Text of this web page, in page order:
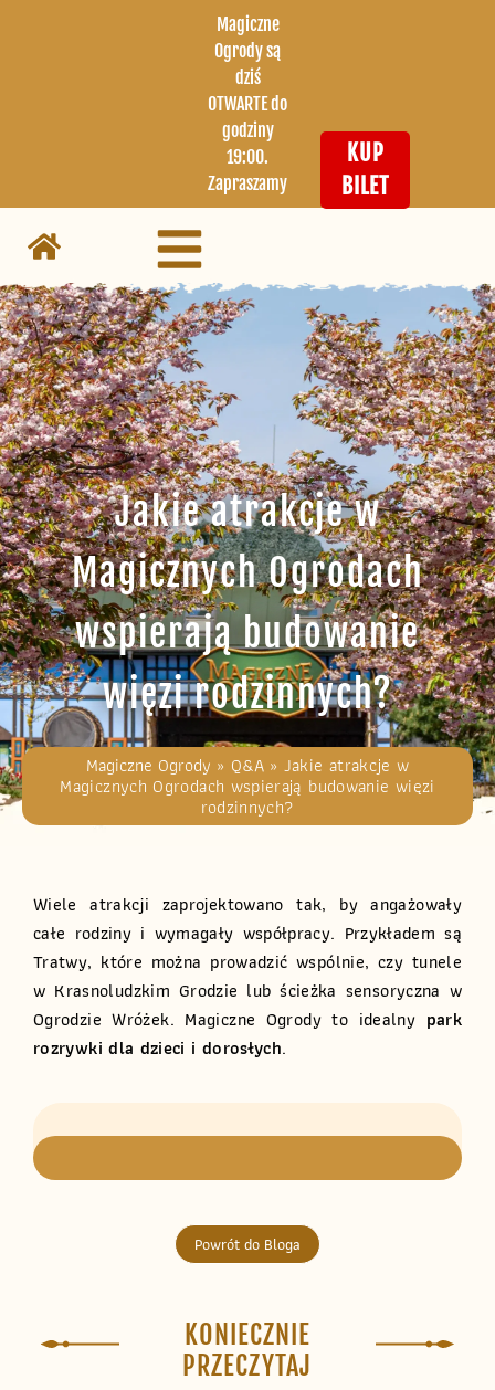
Magiczne
Ogrody są
dziś
OTWARTE do
godziny
19:00.
Zapraszamy
KUP
BILET
Jakie atrakcje w
Magicznych Ogrodach
wspierają budowanie
więzi rodzinnych?
Magiczne Ogrody » Q&A» Jakie atrakcje w
Magicznych Ogrodach wspierają budowanie więzi
rodzinnych?
Wiele atrakcji zaprojektowano tak, by angażowały
całe rodziny i wymagały współpracy. Przykładem są
Tratwy, które można prowadzić wspólnie, czy tunele
w Krasnoludzkim Grodzie lub ścieżka sensoryczna w
Ogrodzie Wróżek. Magiczne Ogrody to idealny park
rozrywki dla dzieci i dorosłych.
Powrót do Bloga
KONIECZNIE
PRZECZYTAJ